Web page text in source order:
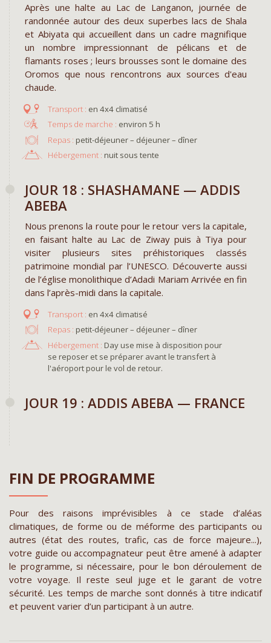
Après une halte au Lac de Langanon, journée de
randonnée autour des deux superbes lacs de Shala
et Abiyata qui accueillent dans un cadre magnifique
un nombre impressionnant de pélicans et de
flamants roses ; leurs brousses sont le domaine des
Oromos que nous rencontrons aux sources d'eau
chaude.
en 4x4 climatisé
environ 5 h
Repas : petit-déjeuner – déjeuner – dîner
Hébergement : nuit sous tente
JOUR 18 : SHASHAMANE — ADDIS
ABEBA
Nous prenons la route pour le retour vers la capitale,
en faisant halte au Lac de Ziway puis à Tiya pour
visiter plusieurs sites préhistoriques classés
patrimoine mondial par l’UNESCO. Découverte aussi
de l’église monolithique d’Adadi Mariam Arrivée en fin
dans l’après-midi dans la capitale.
en 4x4 climatisé
Repas : petit-déjeuner – déjeuner – dîner
Hébergement : Day use mise à disposition pour
se reposer et se préparer avant le transfert à
l'aéroport pour le vol de retour.
JOUR 19 : ADDIS ABEBA — FRANCE
FIN DE PROGRAMME
Pour des raisons imprévisibles à ce stade d’aléas
climatiques, de forme ou de méforme des participants ou
autres (état des routes, trafic, cas de force majeure...),
votre guide ou accompagnateur peut être amené à adapter
le programme, si nécessaire, pour le bon déroulement de
votre voyage. Il reste seul juge et le garant de votre
sécurité. Les temps de marche sont donnés à titre indicatif
et peuvent varier d’un participant à un autre.